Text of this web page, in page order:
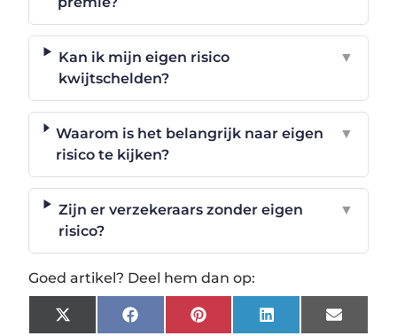
Kan ik mijn eigen risico
kwijtschelden?
▼
Waarom is het belangrijk naar eigen
risico te kijken?
▼
Zijn er verzekeraars zonder eigen
risico?
▼
Goed artikel? Deel hem dan op:
X
FacebookPinterestLinkedInEmail